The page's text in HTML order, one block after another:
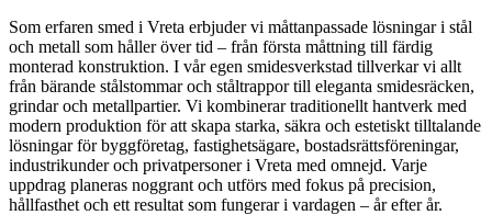
Som erfaren smed i Vreta erbjuder vi måttanpassade lösningar i stål
och metall som håller över tid – från första måttning till färdig
monterad konstruktion. I vår egen smidesverkstad tillverkar vi allt
från bärande stålstommar och ståltrappor till eleganta smidesräcken,
grindar och metallpartier. Vi kombinerar traditionellt hantverk med
modern produktion för att skapa starka, säkra och estetiskt tilltalande
lösningar för byggföretag, fastighetsägare, bostadsrättsföreningar,
industrikunder och privatpersoner i Vreta med omnejd. Varje
uppdrag planeras noggrant och utförs med fokus på precision,
hållfasthet och ett resultat som fungerar i vardagen – år efter år.